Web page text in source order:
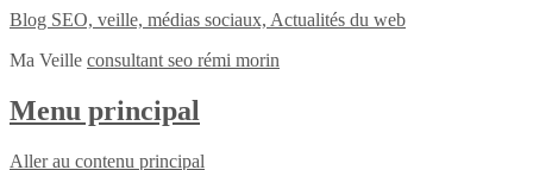
Blog SEO, veille, médias sociaux, Actualités du web
Ma Veille consultant seo rémi morin
Menu principal
Aller au contenu principal